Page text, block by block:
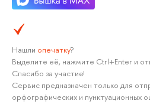
Нашли опечатку?
Выделите её, нажмите Ctrl+Enter и
Спасибо за участие!
Сервис предназначен только для
орфографических и пунктуационных